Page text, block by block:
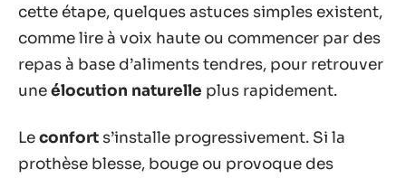
cette étape, quelques astuces simples existent,
comme lire à voix haute ou commencer par des
repas à base d’aliments tendres, pour retrouver
uneélocution naturelle plus rapidement.
Leconfort s’installe progressivement. Si la
prothèse blesse, bouge ou provoque des